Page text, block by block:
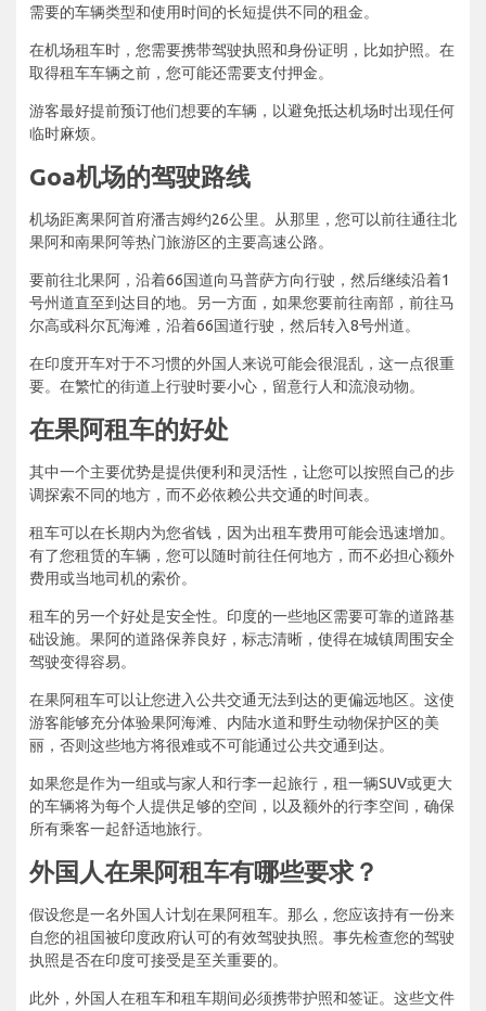
需要的车辆类型和使用时间的长短提供不同的租金。
在机场租车时，您需要携带驾驶执照和身份证明，比如护照。在
取得租车车辆之前，您可能还需要支付押金。
游客最好提前预订他们想要的车辆，以避免抵达机场时出现任何
临时麻烦。
Goa机场的驾驶路线
机场距离果阿首府潘吉姆约26公里。从那里，您可以前往通往北
果阿和南果阿等热门旅游区的主要高速公路。
要前往北果阿，沿着66国道向马普萨方向行驶，然后继续沿着1
号州道直至到达目的地。另一方面，如果您要前往南部，前往马
尔高或科尔瓦海滩，沿着66国道行驶，然后转入8号州道。
在印度开车对于不习惯的外国人来说可能会很混乱，这一点很重
要。在繁忙的街道上行驶时要小心，留意行人和流浪动物。
在果阿租车的好处
其中一个主要优势是提供便利和灵活性，让您可以按照自己的步
调探索不同的地方，而不必依赖公共交通的时间表。
租车可以在长期内为您省钱，因为出租车费用可能会迅速增加。
有了您租赁的车辆，您可以随时前往任何地方，而不必担心额外
费用或当地司机的索价。
租车的另一个好处是安全性。印度的一些地区需要可靠的道路基
础设施。果阿的道路保养良好，标志清晰，使得在城镇周围安全
驾驶变得容易。
在果阿租车可以让您进入公共交通无法到达的更偏远地区。这使
游客能够充分体验果阿海滩、内陆水道和野生动物保护区的美
丽，否则这些地方将很难或不可能通过公共交通到达。
如果您是作为一组或与家人和行李一起旅行，租一辆SUV或更大
的车辆将为每个人提供足够的空间，以及额外的行李空间，确保
所有乘客一起舒适地旅行。
外国人在果阿租车有哪些要求？
假设您是一名外国人计划在果阿租车。那么，您应该持有一份来
自您的祖国被印度政府认可的有效驾驶执照。事先检查您的驾驶
执照是否在印度可接受是至关重要的。
此外，外国人在租车和租车期间必须携带护照和签证。这些文件